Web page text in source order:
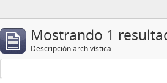
Mostrando 1
Descripción archivística